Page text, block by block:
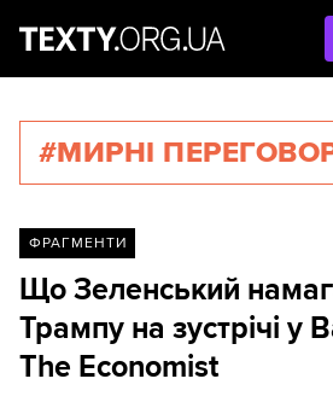
#МИРНІ
ФРАГМЕНТИ
Що Зеленський
Трампу на зустрічі у
The Economist